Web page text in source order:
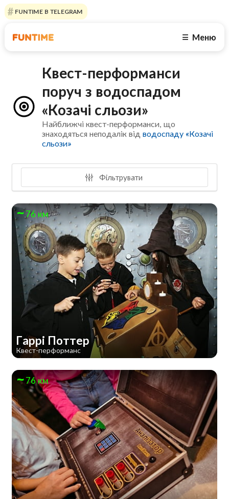
FUNTIME В TELEGRAM
☰ Меню
Квест-перформанси
поруч з водоспадом
«Козачі сльози»
Найближчі квест-перформанси, що
знаходяться неподалік відводоспаду «Козачі
сльози»
Фільтрувати
76 км
Гаррі Поттер
Квест-перформанс
76 км